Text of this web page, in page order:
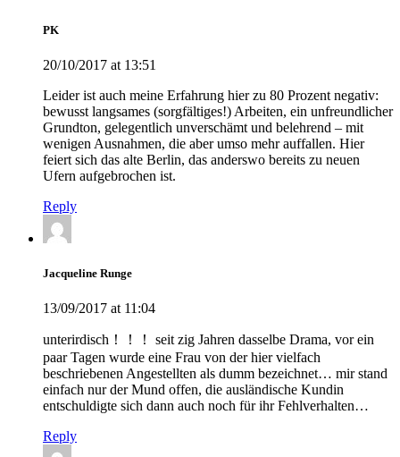
PK
20/10/2017 at 13:51
Leider ist auch meine Erfahrung hier zu 80 Prozent negativ:
bewusst langsames (sorgfältiges!) Arbeiten, ein unfreundlicher
Grundton, gelegentlich unverschämt und belehrend – mit
wenigen Ausnahmen, die aber umso mehr auffallen. Hier
feiert sich das alte Berlin, das anderswo bereits zu neuen
Ufern aufgebrochen ist.
Reply
Jacqueline Runge
13/09/2017 at 11:04
unterirdisch！！！ seit zig Jahren dasselbe Drama, vor ein
paar Tagen wurde eine Frau von der hier vielfach
beschriebenen Angestellten als dumm bezeichnet… mir stand
einfach nur der Mund offen, die ausländische Kundin
entschuldigte sich dann auch noch für ihr Fehlverhalten…
Reply